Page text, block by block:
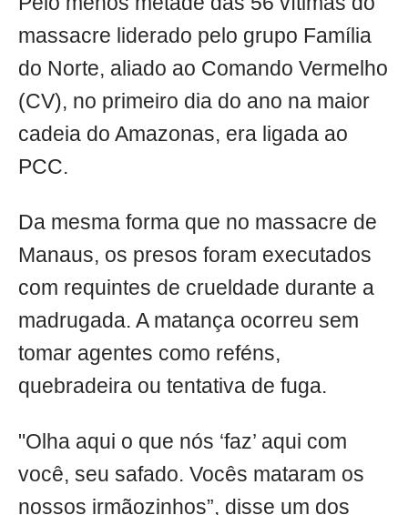
massacre liderado pelo grupo Família
do Norte, aliado ao Comando Vermelho
(CV), no primeiro dia do ano na maior
cadeia do Amazonas, era ligada ao
PCC.
Da mesma forma que no massacre de
Manaus, os presos foram executados
com requintes de crueldade durante a
madrugada. A matança ocorreu sem
tomar agentes como reféns,
quebradeira ou tentativa de fuga.
"Olha aqui o que nós ‘faz’ aqui com
você, seu safado. Vocês mataram os
nossos irmãozinhos”, disse um dos